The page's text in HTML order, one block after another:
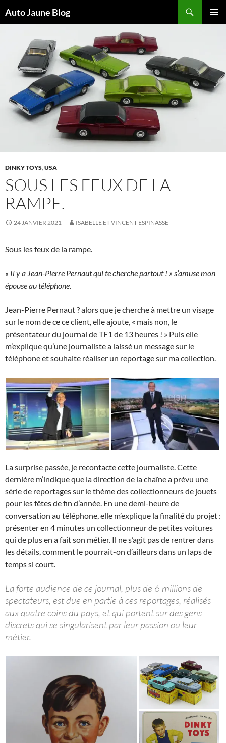
Auto Jaune Blog
CONTENU
DINKY TOYS,USA
SOUS LES FEUX DE LA
RAMPE.
24 JANVIER 2021 ISABELLE ET VINCENT ESPINASSE
Sous les feux de la rampe.
« Il y a Jean-Pierre Pernaut qui te cherche partout ! » s’amuse mon
épouse au téléphone.
Jean-Pierre Pernaut ? alors que je cherche à mettre un visage
sur le nom de ce ce client, elle ajoute, « mais non, le
présentateur du journal de TF1 de 13 heures ! » Puis elle
m’explique qu’une journaliste a laissé un message sur le
téléphone et souhaite réaliser un reportage sur ma collection.
La surprise passée, je recontacte cette journaliste. Cette
dernière m’indique que la direction de la chaîne a prévu une
série de reportages sur le thème des collectionneurs de jouets
pour les fêtes de fin d’année. En une demi-heure de
conversation au téléphone, elle m’explique la finalité du projet :
présenter en 4 minutes un collectionneur de petites voitures
qui de plus en a fait son métier. Il ne s’agit pas de rentrer dans
les détails, comment le pourrait-on d’ailleurs dans un laps de
temps si court.
La forte audience de ce journal, plus de 6 millions de
spectateurs, est due en partie à ces reportages, réalisés
aux quatre coins du pays, et qui portent sur des gens
discrets qui se singularisent par leur passion ou leur
métier.